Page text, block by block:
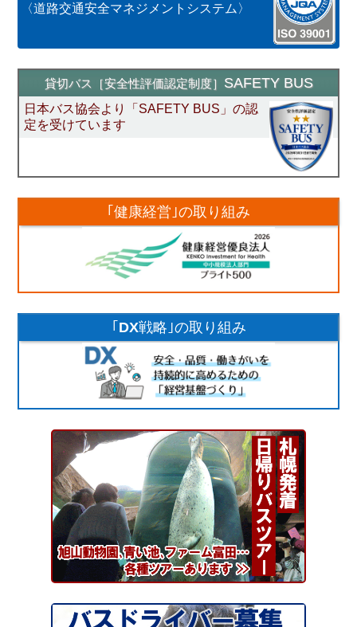
〈道路交通安全マネジメントシステム〉
貸切バス［安全性評価認定制度］ SAFETY BUS
日本バス協会より「SAFETY BUS」の認
定を受けています
｢健康経営｣の取り組み
｢DX戦略｣の取り組み